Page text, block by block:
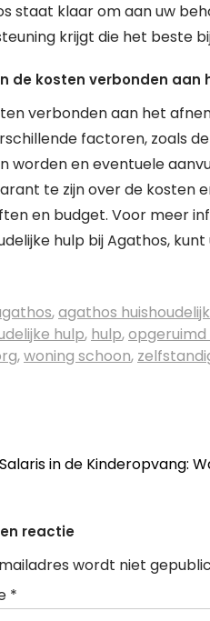
staat klaar om aan uw
krijgt die het beste
de kosten verbonden
verbonden aan het
factoren, zoals
worden en eventuele
te zijn over de kosten
en budget. Voor meer
hulp bij Agathos,
,agathos
hulp, hulp,
,woning schoon,
in de Kinderopvang:
reactie
wordt niet
*